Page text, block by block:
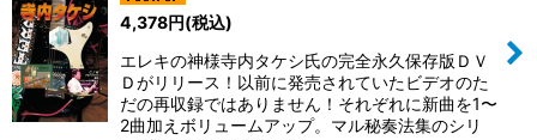
4,378円(税込)
エレキの神様寺内タケシ氏の完全永久保存版ＤＶ
Ｄがリリース！以前に発売されていたビデオのた
だの再収録ではありません！それぞれに新曲を1〜
2曲加えボリュームアップ。マル秘奏法集のシリ